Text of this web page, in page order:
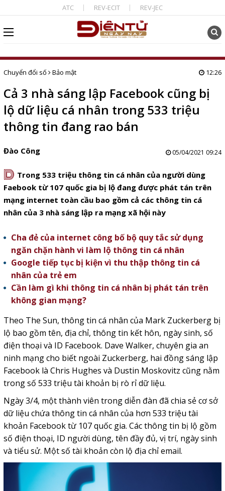
ATC REV-ECIT REV-JEC
Chuyển đổi số Bảo mật 12:26
Cả 3 nhà sáng lập Facebook cũng bị
lộ dữ liệu cá nhân trong 533 triệu
thông tin đang rao bán
Đào Công 05/04/2021 09:24
D Trong 533 triệu thông tin cá nhân của người dùng
Faebook từ 107 quốc gia bị lộ đang được phát tán trên
mạng internet toàn cầu bao gồm cả các thông tin cá
nhân của 3 nhà sáng lập ra mạng xã hội này
Cha đẻ của internet công bố bộ quy tắc sử dụng
ngăn chặn hành vi làm lộ thông tin cá nhân
Google tiếp tục bị kiện vì thu thập thông tin cá
nhân của trẻ em
Cần làm gì khi thông tin cá nhân bị phát tán trên
không gian mạng?
Theo The Sun, thông tin cá nhân của Mark Zuckerberg bị
lộ bao gồm tên, địa chỉ, thông tin kết hôn, ngày sinh, số
điện thoại và ID Facebook. Dave Walker, chuyên gia an
ninh mạng cho biết ngoài Zuckerberg, hai đồng sáng lập
Facebook là Chris Hughes và Dustin Moskovitz cũng nằm
trong số 533 triệu tài khoản bị rò rỉ dữ liệu.
Ngày 3/4, một thành viên trong diễn đàn đã chia sẻ cơ sở
dữ liệu chứa thông tin cá nhân của hơn 533 triệu tài
khoản Facebook từ 107 quốc gia. Các thông tin bị lộ gồm
số điện thoại, ID người dùng, tên đầy đủ, vị trí, ngày sinh
và tiểu sử. Một số tài khoản còn lộ địa chỉ email.